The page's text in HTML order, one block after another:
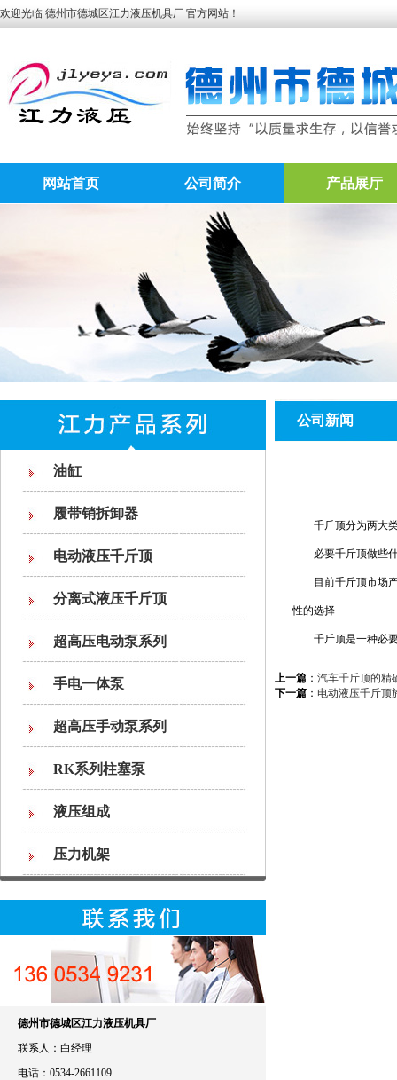
欢迎光临 德州市德城区江力液压机具厂 官方网站！
网站首页 公司简介 产品展厅
油缸
履带销拆卸器
电动液压千斤顶
分离式液压千斤顶
超高压电动泵系列
手电一体泵
超高压手动泵系列
RK系列柱塞泵
液压组成
压力机架
德州市德城区江力液压机具厂
联系人：白经理
电话：0534-2661109
公司新闻
千斤顶分为两大类
必要千斤顶做些什
目前千斤顶市场产
性的选择
千斤顶是一种必要
上一篇 ： 汽车千斤顶的精
下一篇 ： 电动液压千斤顶